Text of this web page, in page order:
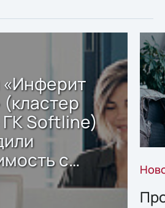
(кластер
ГК Softline)
с
Sharx